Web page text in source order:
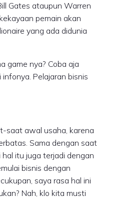
Gates ataupun Warren
pemain akan
yang ada didunia
game nya? Coba aja
Pelajaran bisnis
saat awal usaha, karena
Sama dengan saat
itu juga terjadi dengan
bisnis dengan
saya rasa hal ini
Nah, klo kita musti